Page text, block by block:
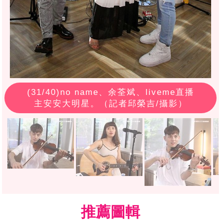
(31/40)no name、余荃斌、liveme直播
主安安大明星。（記者邱榮吉/攝影）
推薦圖輯